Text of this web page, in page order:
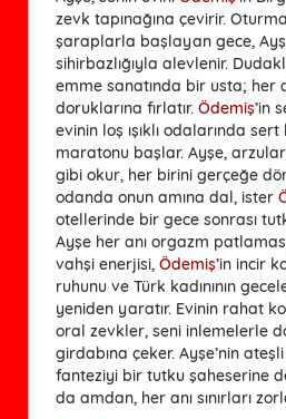
zevk tapınağına çevirir.
şaraplarla başlayan gece,
sihirbazlığıyla alevlenir.
emme sanatında bir usta; her
doruklarına fırlatır. Ödemiş’in
evinin loş ışıklı odalarında
maratonu başlar. Ayşe,
gibi okur, her birini gerçeğe
odanda onun amına dal, ister
otellerinde bir gece sonrası
Ayşe her anı orgazm
vahşi enerjisi, Ödemiş’in incir
ruhunu ve Türk kadınının
yeniden yaratır. Evinin rahat
oral zevkler, seni inlemelerle
girdabına çeker. Ayşe’nin
fanteziyi bir tutku şaheserine
da amdan, her anı sınırları